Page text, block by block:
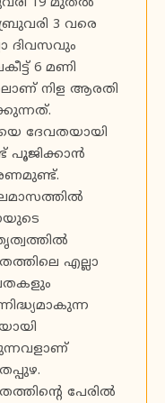
3 വരെ
ദിവസവും
6 മണി
നിള ആരതി
ദേവതയായി
പൂജിക്കാൻ
എല്ലാ
പേരിൽ